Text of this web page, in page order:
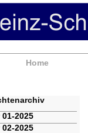
Home
2025
2025